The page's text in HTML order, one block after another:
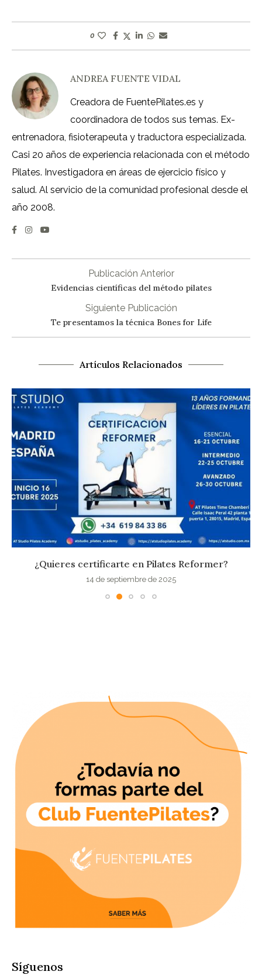
0
ANDREA FUENTE VIDAL
Creadora de FuentePilates.es y
coordinadora de todos sus temas. Ex-
entrenadora, fisioterapeuta y traductora especializada.
Casi 20 años de experiencia relacionada con el método
Pilates. Investigadora en áreas de ejercicio físico y
salud. Al servicio de la comunidad profesional desde el
año 2008.
Publicación Anterior
Evidencias científicas del método pilates
Siguiente Publicación
Te presentamos la técnica Bones for Life
Artículos Relacionados
¿Quieres certificarte en Pilates Reformer?
14 de septiembre de 2025
Síguenos